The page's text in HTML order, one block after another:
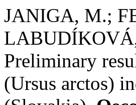
JANIGA, M.;
Preliminary
(Ursus arctos)